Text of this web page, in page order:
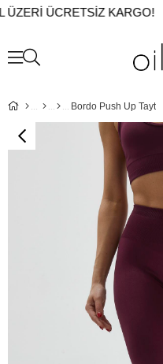
ÜCRETSIZ KARGO!
Bordo Push Up Tayt